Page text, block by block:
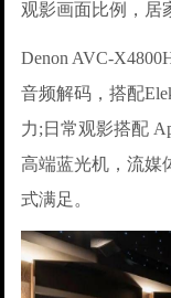
观影画面比例，居
Denon AVC-
音频解码，搭配
力;日常观影搭配
高端蓝光机，流媒
式满足。